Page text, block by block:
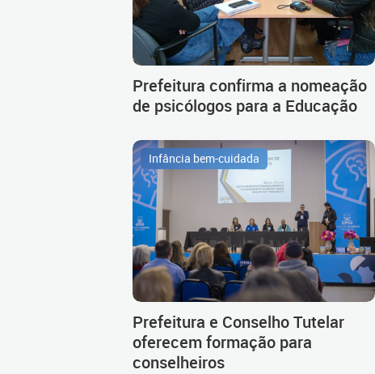
Prefeitura confirma a nomeação
de psicólogos para a Educação
Infância bem-cuidada
Prefeitura e Conselho Tutelar
oferecem formação para
conselheiros